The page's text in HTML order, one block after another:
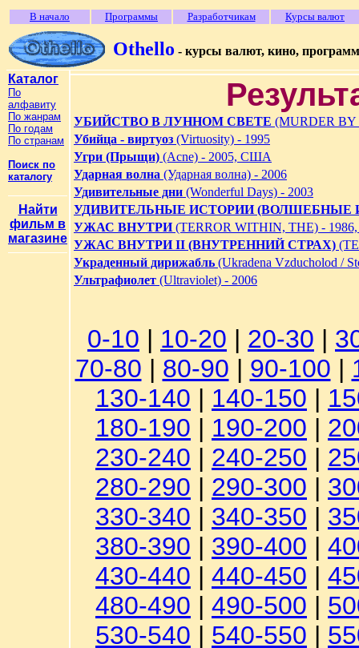
В начало Программы Разработчикам Курсы валют
Othello - курсы валют, кино,
Каталог
По
алфавиту
По жанрам
По годам
По странам
Поиск по
каталогу
Найти
фильм в
магазине
УБИЙСТВО В ЛУННОМ СВЕТЕ (MURDER
Убийца - виртуоз (Virtuosity) - 1995
Угри (Прыщи) (Acne) - 2005, США
Ударная волна (Ударная волна) - 2006
Удивительные дни (Wonderful Days) - 2003
УДИВИТЕЛЬНЫЕ ИСТОРИИ (ВОЛШЕБНЫЕ
УЖАС ВНУТРИ(TERROR WITHIN, THE) -
УЖАС ВНУТРИ II (ВНУТРЕННИЙ СТРАХ)
Украденный дирижабль (Ukradena Vzducholod /
Ультрафиолет (Ultraviolet) - 2006
0-10 | 10-20 | 20-30 |
70-80 | 80-90 | 90-100 |
130-140 | 140-150 |
180-190 | 190-200 |
230-240 | 240-250 |
280-290 | 290-300 |
330-340 | 340-350 |
380-390 | 390-400 |
430-440 | 440-450 |
480-490 | 490-500 |
530-540 | 540-550 |